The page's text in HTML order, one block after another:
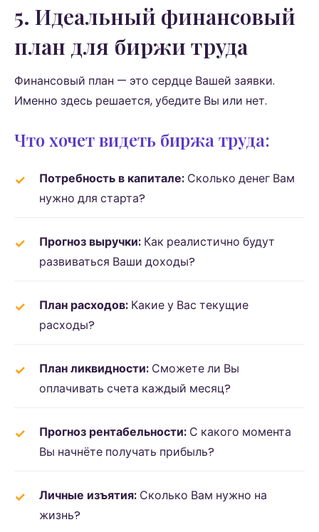
5. Идеальный финансовый
план для биржи труда
Финансовый план — это сердце Вашей заявки.
Именно здесь решается, убедите Вы или нет.
Что хочет видеть биржа труда:
Потребность в капитале: Сколько денег Вам
нужно для старта?
Прогноз выручки: Как реалистично будут
развиваться Ваши доходы?
План расходов: Какие у Вас текущие
расходы?
План ликвидности: Сможете ли Вы
оплачивать счета каждый месяц?
Прогноз рентабельности: С какого момента
Вы начнёте получать прибыль?
Личные изъятия: Сколько Вам нужно на
жизнь?